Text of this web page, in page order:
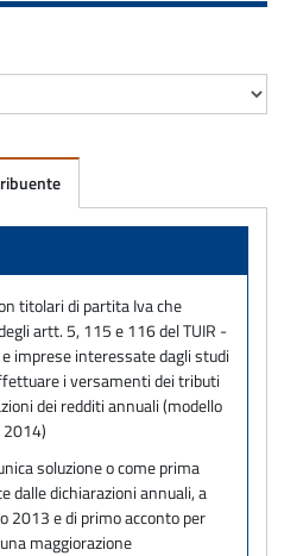
titolari di partita Iva che
artt. 5, 115 e 116 del TUIR -
imprese interessate dagli studi
i versamenti dei tributi
dei redditi annuali (modello
2014)
soluzione o come prima
dalle dichiarazioni annuali, a
2013 e di primo acconto per
maggiorazione